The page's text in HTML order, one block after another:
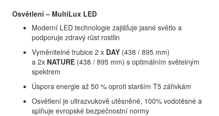
Osvětlení – MultiLux LED
Moderní LED technologie zajišťuje jasné světlo a
podporuje zdravý růst rostlin
Vyměnitelné trubice 2 x DAY (438 / 895 mm)
a 2x NATURE (438 / 895 mm) s optimálním světelným
spektrem
Úspora energie až 50 % oproti starším T5 zářivkám
Osvětlení je ultrazvukově utěsněné, 100% vodotěsné a
splňuje evropské bezpečnostní normy